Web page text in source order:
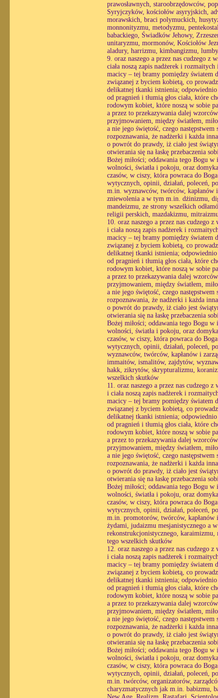
prawosławnych, staroobrzędowców,
Syryjczyków, kościołów asyryjskich,
morawskich, braci polymuckich,
monnonityzmu, metodyzmu,
babackiego, Świadków Jehowy,
unitaryzmu, mormonów, Kościołów
aladury, harrizmu, kimbangizmu,
9. oraz naszego a przez nas cudzego
ciała noszą zapis nadżerek i
macicy – tej bramy pomiędzy światem
związanej z byciem kobietą, co
delikatnej tkanki istnienia;
od pragnień i tłumią głos ciała, które
rodowym kobiet, które noszą w sobie
a przez to przekazywania dalej
przyjmowaniem, między światłem,
a nie jego świętość, czego
rozpoznawania, że nadżerki i każda
o powrót do prawdy, iż ciało jest
otwierania się na łaskę przebaczenia
Bożej miłości; oddawania tego Bogu
wolności, światła i pokoju, oraz
czasów, w ciszy, która powraca do
wytycznych, opinii, działań, poleceń,
m.in. wyznawców, twórców, kapłanów
zniewolenia a w tym m.in. dżinizmu,
mandeizmu, ze strony wszelkich
religii perskich, mazdakizmu,
10. oraz naszego a przez nas cudzego
i ciała noszą zapis nadżerek i
macicy – tej bramy pomiędzy światem
związanej z byciem kobietą, co
delikatnej tkanki istnienia;
od pragnień i tłumią głos ciała, które
rodowym kobiet, które noszą w sobie
a przez to przekazywania dalej
przyjmowaniem, między światłem,
a nie jego świętość, czego
rozpoznawania, że nadżerki i każda
o powrót do prawdy, iż ciało jest
otwierania się na łaskę przebaczenia
Bożej miłości; oddawania tego Bogu
wolności, światła i pokoju, oraz
czasów, w ciszy, która powraca do
wytycznych, opinii, działań, poleceń,
wyznawców, twórców, kapłanów i
immaitów, ismalitów, zajdytów,
hakk, zikrytów, skrypturalizmu,
wszelkich skutków
11. oraz naszego a przez nas cudzego
i ciała noszą zapis nadżerek i
macicy – tej bramy pomiędzy światem
związanej z byciem kobietą, co
delikatnej tkanki istnienia;
od pragnień i tłumią głos ciała, które
rodowym kobiet, które noszą w sobie
a przez to przekazywania dalej
przyjmowaniem, między światłem,
a nie jego świętość, czego
rozpoznawania, że nadżerki i każda
o powrót do prawdy, iż ciało jest
otwierania się na łaskę przebaczenia
Bożej miłości; oddawania tego Bogu
wolności, światła i pokoju, oraz
czasów, w ciszy, która powraca do
wytycznych, opinii, działań, poleceń,
m.in. promotorów, twórców,
żydami, judaizmu mesjanistycznego a
rekonstrukcjonistycznego, karaimizmu,
tego wszelkich skutków
12. oraz naszego a przez nas cudzego
i ciała noszą zapis nadżerek i
macicy – tej bramy pomiędzy światem
związanej z byciem kobietą, co
delikatnej tkanki istnienia;
od pragnień i tłumią głos ciała, które
rodowym kobiet, które noszą w sobie
a przez to przekazywania dalej
przyjmowaniem, między światłem,
a nie jego świętość, czego
rozpoznawania, że nadżerki i każda
o powrót do prawdy, iż ciało jest
otwierania się na łaskę przebaczenia
Bożej miłości; oddawania tego Bogu
wolności, światła i pokoju, oraz
czasów, w ciszy, która powraca do
wytycznych, opinii, działań, poleceń,
m.in. twórców, organizatorów,
charyzmatycznych jak m.in. babizmu,